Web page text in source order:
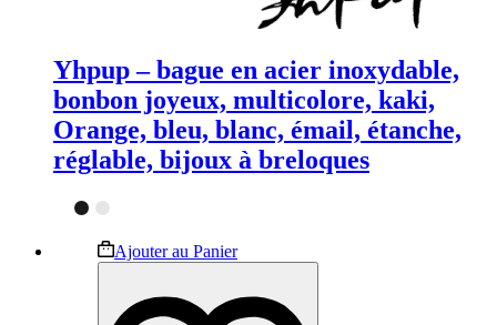
Yhpup – bague en acier inoxydable,
bonbon joyeux, multicolore, kaki,
Orange, bleu, blanc, émail, étanche,
réglable, bijoux à breloques
Ajouter au PanierCe
produit
plusieurs